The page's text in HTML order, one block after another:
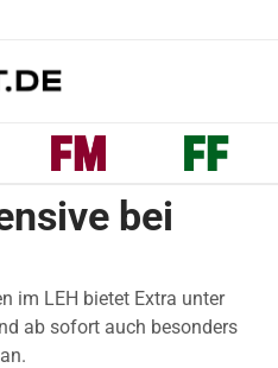
bei
im LEH bietet Extra unter
ab sofort auch besonders